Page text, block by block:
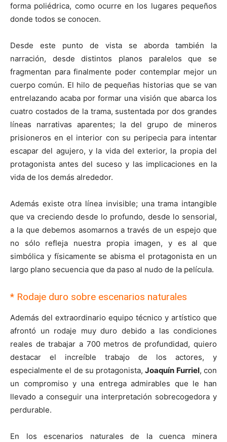
forma poliédrica, como ocurre en los lugares pequeños
donde todos se conocen.
Desde este punto de vista se aborda también la
narración, desde distintos planos paralelos que se
fragmentan para finalmente poder contemplar mejor un
cuerpo común. El hilo de pequeñas historias que se van
entrelazando acaba por formar una visión que abarca los
cuatro costados de la trama, sustentada por dos grandes
líneas narrativas aparentes; la del grupo de mineros
prisioneros en el interior con su peripecia para intentar
escapar del agujero, y la vida del exterior, la propia del
protagonista antes del suceso y las implicaciones en la
vida de los demás alrededor.
Además existe otra línea invisible; una trama intangible
que va creciendo desde lo profundo, desde lo sensorial,
a la que debemos asomarnos a través de un espejo que
no sólo refleja nuestra propia imagen, y es al que
simbólica y físicamente se abisma el protagonista en un
largo plano secuencia que da paso al nudo de la película.
* Rodaje duro sobre escenarios naturales
Además del extraordinario equipo técnico y artístico que
afrontó un rodaje muy duro debido a las condiciones
reales de trabajar a 700 metros de profundidad, quiero
destacar el increíble trabajo de los actores, y
especialmente el de su protagonista,Joaquín Furriel, con
un compromiso y una entrega admirables que le han
llevado a conseguir una interpretación sobrecogedora y
perdurable.
En los escenarios naturales de la cuenca minera